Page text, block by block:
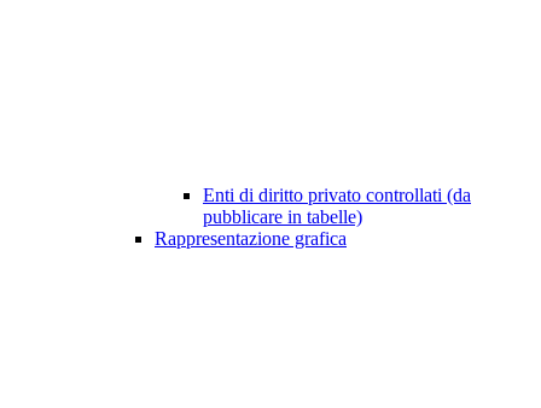
Enti di diritto privato controllati (da
pubblicare in tabelle)
Rappresentazione grafica